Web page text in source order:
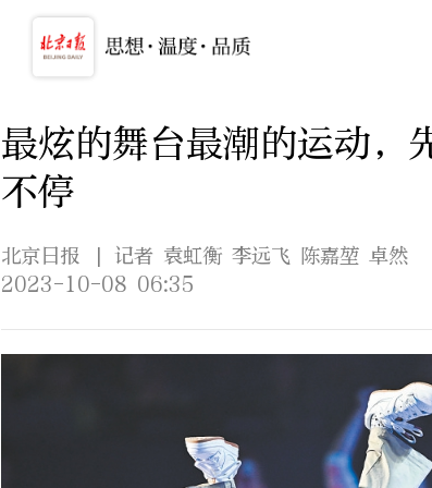
最炫的舞台最潮的运动，
不停
北京日报
| 记者 袁虹衡 李远飞 陈嘉堃 卓然
2023-10-08 06:35